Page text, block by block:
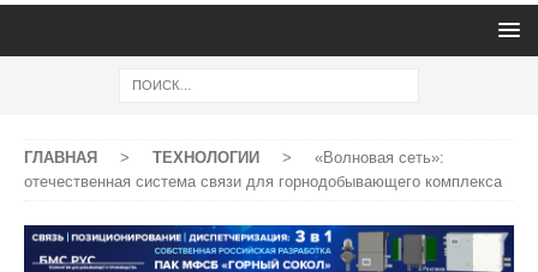
ГЛАВНАЯ > ТЕХНОЛОГИИ >
«Волновая сеть»:
отечественная система связи для горнодобывающего комплекса